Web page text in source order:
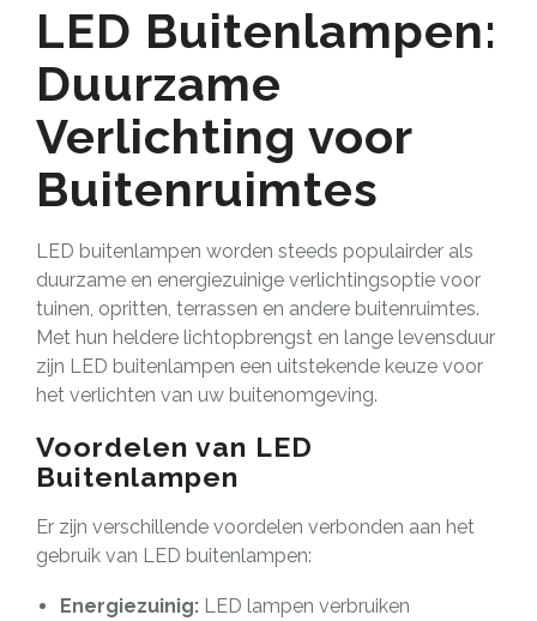
LED Buitenlampen:
Duurzame
Verlichting voor
Buitenruimtes
LED buitenlampen worden steeds populairder als
duurzame en energiezuinige verlichtingsoptie voor
tuinen, opritten, terrassen en andere buitenruimtes.
Met hun heldere lichtopbrengst en lange levensduur
zijn LED buitenlampen een uitstekende keuze voor
het verlichten van uw buitenomgeving.
Voordelen van LED
Buitenlampen
Er zijn verschillende voordelen verbonden aan het
gebruik van LED buitenlampen:
Energiezuinig: LED lampen verbruiken